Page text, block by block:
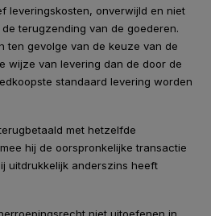
leveringskosten, onverwijld en niet
terugzending van de goederen.
ten gevolge van de keuze van de
wijze van levering dan de door de
standaard levering worden
met hetzelfde
hij de oorspronkelijke transactie
uitdrukkelijk anderszins heeft